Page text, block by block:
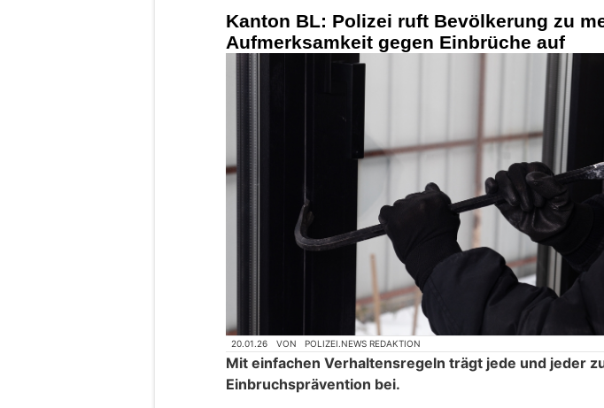
Kanton BL: Polizei ruft Bevölkerung zu
Aufmerksamkeit gegen Einbrüche auf
20.01.26 VON POLIZEI.NEWS REDAKTION
Mit einfachen Verhaltensregeln trägt jede und jeder
Einbruchsprävention bei.